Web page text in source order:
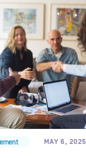
MAY 6, 2025